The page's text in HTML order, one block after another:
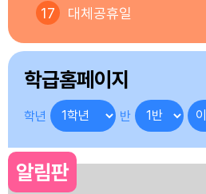
17
대체공휴일
학급홈페이지
학년 반
알림판